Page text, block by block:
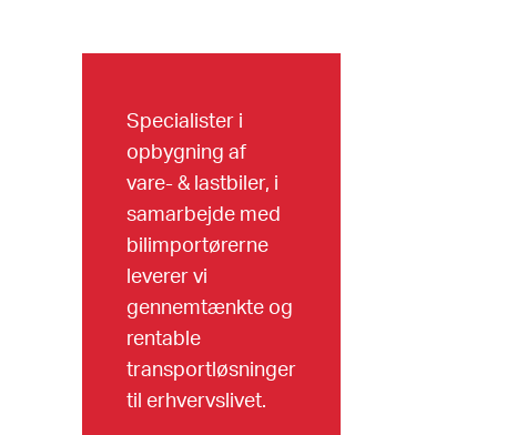
Specialister i
opbygning af
vare- & lastbiler, i
samarbejde med
bilimportørerne
leverer vi
gennemtænkte og
rentable
transportløsninger
til erhvervslivet.